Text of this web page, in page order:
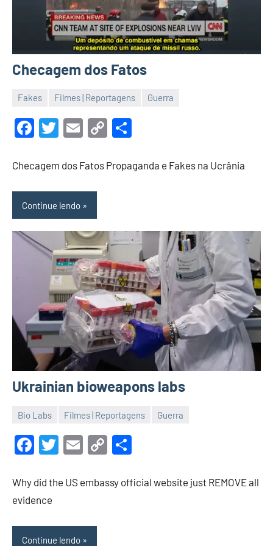
Checagem dos Fatos
Fakes Filmes | Reportagens Guerra
de
maio
2022
Facebook
Twitter
Email
Copy
Checagem dos Fatos Propaganda e Fakes na Ucrânia
Continue lendo
Ukrainian bioweapons labs
Bio Labs Filmes | Reportagens Guerra
de
maio
2022
Facebook
Twitter
EmailCopy
Why did the US embassy official website just REMOVE all
evidence
Continue lendo